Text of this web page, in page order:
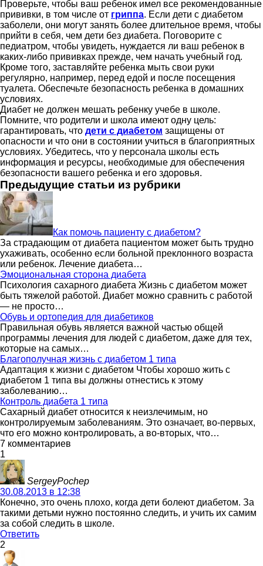
Проверьте, чтобы ваш ребенок имел все рекомендованные
прививки, в том числе от гриппа. Если дети с диабетом
заболели, они могут занять более длительное время, чтобы
прийти в себя, чем дети без диабета. Поговорите с
педиатром, чтобы увидеть, нуждается ли ваш ребенок в
каких-либо прививках прежде, чем начать учебный год.
Кроме того, заставляйте ребенка мыть свои руки
регулярно, например, перед едой и после посещения
туалета. Обеспечьте безопасность ребенка в домашних
условиях.
Диабет не должен мешать ребенку учебе в школе.
Помните, что родители и школа имеют одну цель:
гарантировать, что дети с диабетом защищены от
опасности и что они в состоянии учиться в благоприятных
условиях. Убедитесь, что у персонала школы есть
информация и ресурсы, необходимые для обеспечения
безопасности вашего ребенка и его здоровья.
Предыдущие статьи из рубрики
Как помочь пациенту с диабетом?
За страдающим от диабета пациентом может быть трудно
ухаживать, особенно если больной преклонного возраста
или ребенок. Лечение диабета…
Эмоциональная сторона диабета
Психология сахарного диабета Жизнь с диабетом может
быть тяжелой работой. Диабет можно сравнить с работой
— не просто…
Обувь и ортопедия для диабетиков
Правильная обувь является важной частью общей
программы лечения для людей с диабетом, даже для тех,
которые на самых…
Благополучная жизнь с диабетом 1 типа
Адаптация к жизни с диабетом Чтобы хорошо жить с
диабетом 1 типа вы должны отнестись к этому
заболеванию…
Контроль диабета 1 типа
Сахарный диабет относится к неизлечимым, но
контролируемым заболеваниям. Это означает, во-первых,
что его можно контролировать, а во-вторых, что…
7 комментариев
1
SergeyPochep
30.08.2013 в 12:38
Конечно, это очень плохо, когда дети болеют диабетом. За
такими детьми нужно постоянно следить, и учить их самим
за собой следить в школе.
Ответить
2